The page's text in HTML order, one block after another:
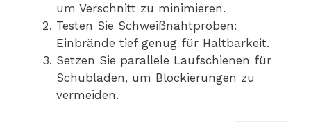
um Verschnitt zu minimieren.
Testen Sie Schweißnahtproben:
Einbrände tief genug für Haltbarkeit.
Setzen Sie parallele Laufschienen für
Schubladen, um Blockierungen zu
vermeiden.